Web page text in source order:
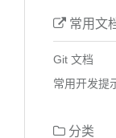
常用文
Git 文档
常用开发提
分类